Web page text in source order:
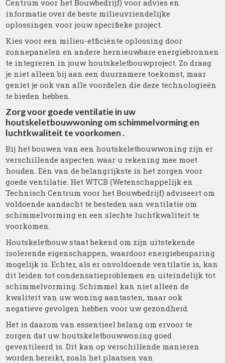
Centrum voor het Bouwbedrijf) voor advies en
informatie over de beste milieuvriendelijke
oplossingen voor jouw specifieke project.
Kies voor een milieu-efficiënte oplossing door
zonnepanelen en andere hernieuwbare energiebronnen
te integreren in jouw houtskeletbouwproject. Zo draag
je niet alleen bij aan een duurzamere toekomst, maar
geniet je ook van alle voordelen die deze technologieën
te bieden hebben.
Zorg voor goede ventilatie in uw
houtskeletbouwwoning om schimmelvorming en
luchtkwaliteit te voorkomen .
Bij het bouwen van een houtskeletbouwwoning zijn er
verschillende aspecten waar u rekening mee moet
houden. Eén van de belangrijkste is het zorgen voor
goede ventilatie. Het WTCB (Wetenschappelijk en
Technisch Centrum voor het Bouwbedrijf) adviseert om
voldoende aandacht te besteden aan ventilatie om
schimmelvorming en een slechte luchtkwaliteit te
voorkomen.
Houtskeletbouw staat bekend om zijn uitstekende
isolerende eigenschappen, waardoor energiebesparing
mogelijk is. Echter, als er onvoldoende ventilatie is, kan
dit leiden tot condensatieproblemen en uiteindelijk tot
schimmelvorming. Schimmel kan niet alleen de
kwaliteit van uw woning aantasten, maar ook
negatieve gevolgen hebben voor uw gezondheid.
Het is daarom van essentieel belang om ervoor te
zorgen dat uw houtskeletbouwwoning goed
geventileerd is. Dit kan op verschillende manieren
worden bereikt, zoals het plaatsen van